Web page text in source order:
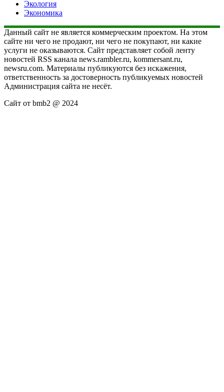
Экология
Экономика
Данный сайт не является коммерческим проектом. На этом
сайте ни чего не продают, ни чего не покупают, ни какие
услуги не оказываются. Сайт представляет собой ленту
новостей RSS канала news.rambler.ru, kommersant.ru,
newsru.com. Материалы публикуются без искажения,
ответственность за достоверность публикуемых новостей
Администрация сайта не несёт.
Сайт от bmb2 @ 2024